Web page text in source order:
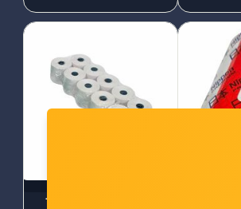
Termo rola 80 60 10 1